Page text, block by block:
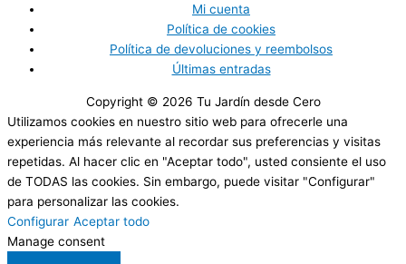
Mi cuenta
Política de cookies
Política de devoluciones y reembolsos
Últimas entradas
Copyright © 2026 Tu Jardín desde Cero
Utilizamos cookies en nuestro sitio web para ofrecerle una
experiencia más relevante al recordar sus preferencias y visitas
repetidas. Al hacer clic en "Aceptar todo", usted consiente el uso
de TODAS las cookies. Sin embargo, puede visitar "Configurar"
para personalizar las cookies.
Configurar Aceptar todo
Manage consent